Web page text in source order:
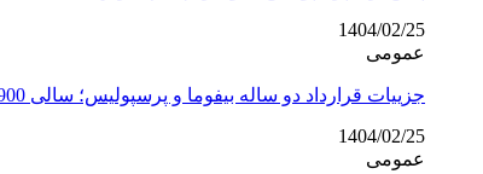
1404/02/25
عمومی
جزییات قرارداد دو ساله بیفوما و پرسپولیس؛ سالی 900 هزاردلار با کمک هوادار متمول!
1404/02/25
عمومی